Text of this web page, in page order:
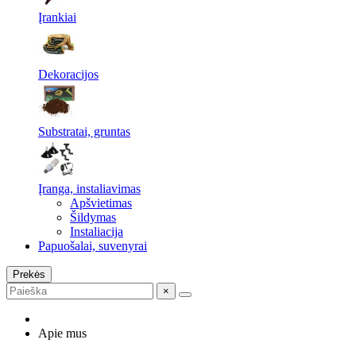
Įrankiai
Dekoracijos
Substratai, gruntas
Įranga, instaliavimas
Apšvietimas
Šildymas
Instaliacija
Papuošalai, suvenyrai
Prekės
×
Apie mus